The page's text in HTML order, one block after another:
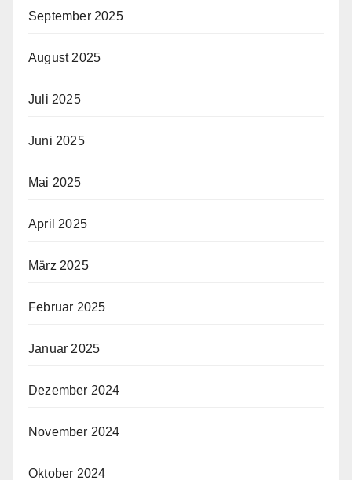
September 2025
August 2025
Juli 2025
Juni 2025
Mai 2025
April 2025
März 2025
Februar 2025
Januar 2025
Dezember 2024
November 2024
Oktober 2024